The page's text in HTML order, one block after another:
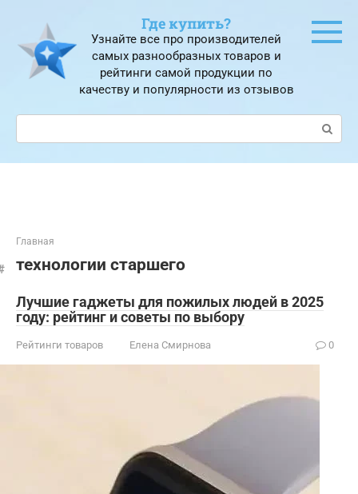
контенту
Где купить?
Узнайте все про производителей
самых разнообразных товаров и
рейтинги самой продукции по
качеству и популярности из отзывов
Поиск:
Главная
технологии старшего
Лучшие гаджеты для пожилых людей в 2025
году: рейтинг и советы по выбору
Рейтинги товаров Елена Смирнова 0